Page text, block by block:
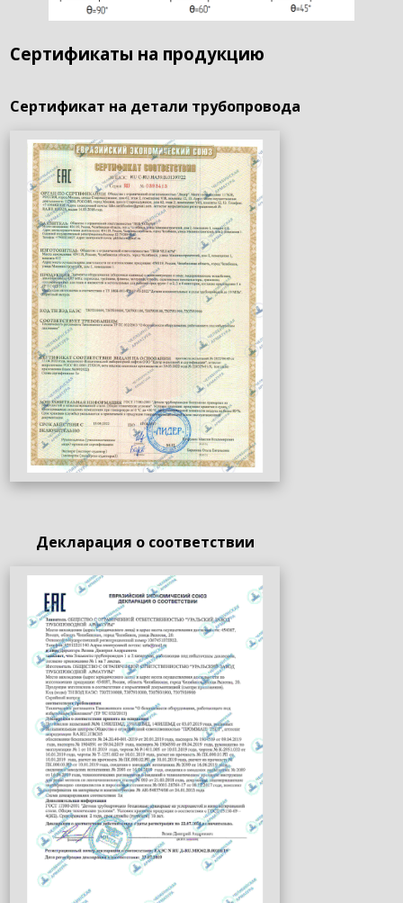
Сертификаты на продукцию
Сертификат на детали трубопровода
Декларация о соответствии